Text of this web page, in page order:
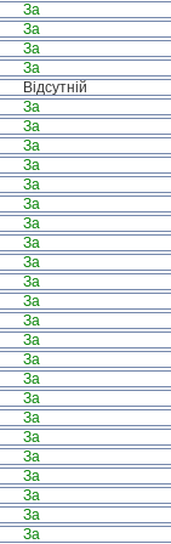
За
За
За
За
Відсутній
За
За
За
За
За
За
За
За
За
За
За
За
За
За
За
За
За
За
За
За
За
За
За